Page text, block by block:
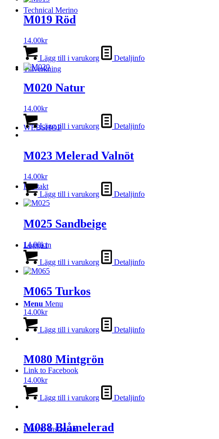
Technical Merino
Tillverkning
WEBSHOP
Kontakt
Logga in
Menu Menu
Link to Facebook
Link to Instagram
M019 Röd
14.00kr
Lägg till i varukorg Detaljinfo
M020 Natur
14.00kr
Lägg till i varukorg Detaljinfo
M023 Melerad Valnöt
14.00kr
Lägg till i varukorg Detaljinfo
M025 Sandbeige
14.00kr
Lägg till i varukorg Detaljinfo
M065 Turkos
14.00kr
Lägg till i varukorg Detaljinfo
M080 Mintgrön
14.00kr
Lägg till i varukorg Detaljinfo
M088 Blåmelerad